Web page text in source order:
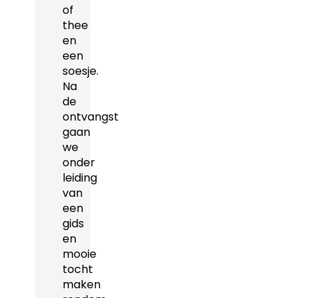
of
thee
en
een
soesje.
Na
de
ontvangst
gaan
we
onder
leiding
van
een
gids
en
mooie
tocht
maken